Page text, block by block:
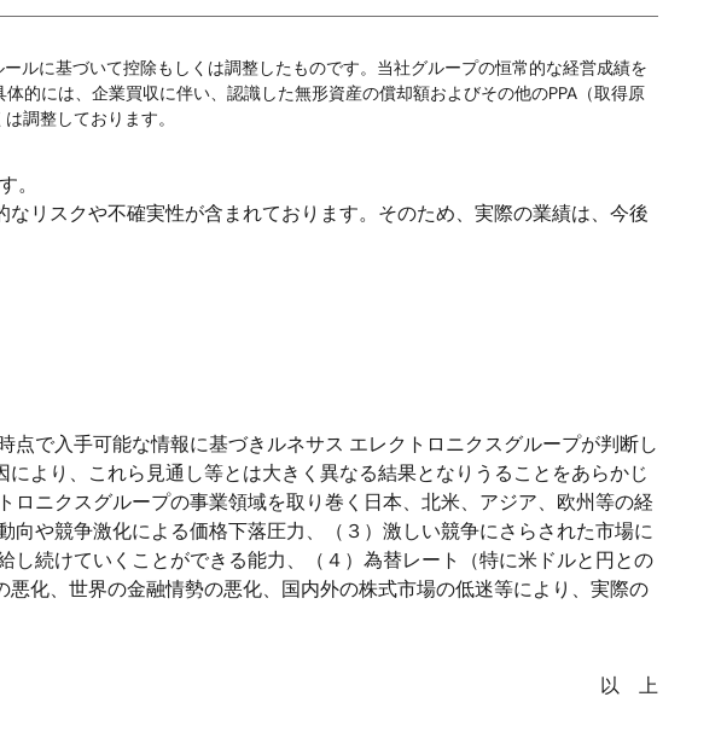
ルに基づいて控除もしくは調整したものです。当社グループの恒常的な経営成績を
的には、企業買収に伴い、認識した無形資産の償却額およびその他のPPA（取得原
調整しております。
。
リスクや不確実性が含まれております。そのため、実際の業績は、今後
で入手可能な情報に基づきルネサス エレクトロニクスグループが判断し
より、これら見通し等とは大きく異なる結果となりうることをあらかじ
ニクスグループの事業領域を取り巻く日本、北米、アジア、欧州等の経
や競争激化による価格下落圧力、（３）激しい競争にさらされた市場に
続けていくことができる能力、（４）為替レート（特に米ドルと円との
化、世界の金融情勢の悪化、国内外の株式市場の低迷等により、実際の
以 上